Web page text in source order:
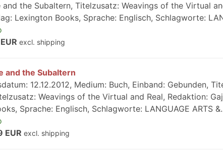
the Subaltern, Titelzusatz: Weavings of the Virtual
Lexington Books, Sprache: Englisch, Schlagworte:
excl. shipping
and the Subaltern
12.12.2012, Medium: Buch, Einband: Gebunden,
Weavings of the Virtual and Real, Redaktion:
Sprache: Englisch, Schlagworte: LANGUAGE ARTS
EUR excl. shipping